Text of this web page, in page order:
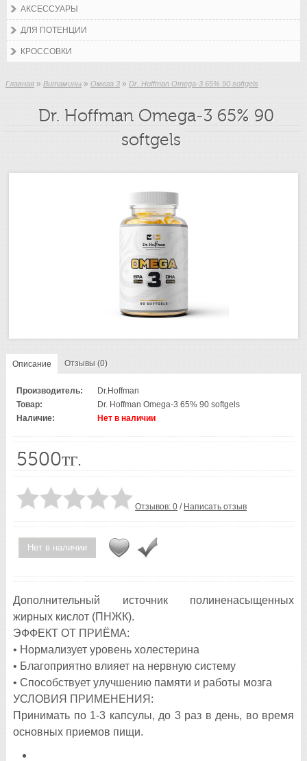
АКСЕССУАРЫ
ДЛЯ ПОТЕНЦИИ
КРОССОВКИ
Главная » Витамины » Омега 3 » Dr. Hoffman Omega-3 65% 90 softgels
Dr. Hoffman Omega-3 65% 90
softgels
Описание Отзывы (0)
Производитель:
Dr.Hoffman
Товар:
Dr. Hoffman Omega-3 65% 90 softgels
Наличие:
Нет в наличии
5500тг.
Отзывов: 0 / Написать отзыв
Нет в наличии
Дополнительный источник полиненасыщенных
жирных кислот (ПНЖК).
ЭФФЕКТ ОТ ПРИЁМА:
• Нормализует уровень холестерина
• Благоприятно влияет на нервную систему
• Способствует улучшению памяти и работы мозга
УСЛОВИЯ ПРИМЕНЕНИЯ:
Принимать по 1-3 капсулы, до 3 раз в день, во время
основных приемов пищи.